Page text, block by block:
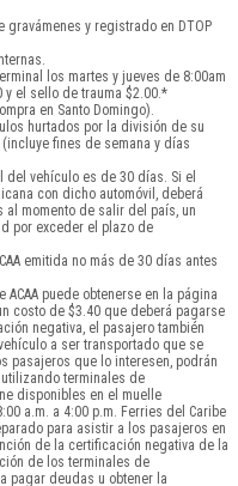
y registrado en DTOP
los martes y jueves de 8:00am
y el sello de trauma $2.00.*
en Santo Domingo).
hurtados por la división de su
fines de semana y días
del vehículo es de 30 días. Si el
con dicho automóvil, deberá
al momento de salir del país, un
por exceder el plazo de
emitida no más de 30 días antes
puede obtenerse en la página
costo de $3.40 que deberá pagarse
negativa, el pasajero también
a ser transportado que se
pasajeros que lo interesen, podrán
terminales de
disponibles en el muelle
a.m. a 4:00 p.m. Ferries del Caribe
para asistir a los pasajeros en
de la certificación negativa de la
de los terminales de
pagar deudas u obtener la